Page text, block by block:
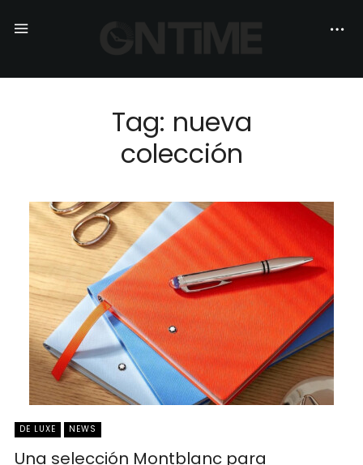
Tag: nueva
colección
DE LUXE NEWS
Una selección Montblanc para